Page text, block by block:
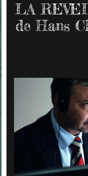
LA
de Hans